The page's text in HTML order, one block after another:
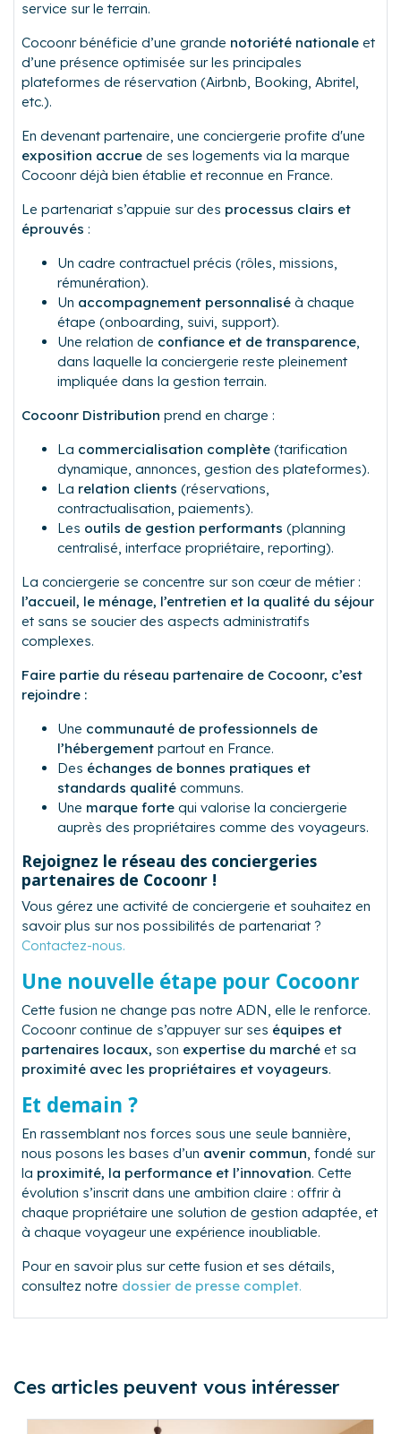
service sur le terrain.
Cocoonr bénéficie d’une grande notoriété nationale et
d’une présence optimisée sur les principales
plateformes de réservation (Airbnb, Booking, Abritel,
etc.).
En devenant partenaire, une conciergerie profite d'une
exposition accrue de ses logements via la marque
Cocoonr déjà bien établie et reconnue en France.
Le partenariat s’appuie sur des processus clairs et
éprouvés :
Un cadre contractuel précis (rôles, missions,
rémunération).
Un accompagnement personnalisé à chaque
étape (onboarding, suivi, support).
Une relation de confiance et de transparence,
dans laquelle la conciergerie reste pleinement
impliquée dans la gestion terrain.
Cocoonr Distribution prend en charge :
La commercialisation complète (tarification
dynamique, annonces, gestion des plateformes).
La relation clients (réservations,
contractualisation, paiements).
Les outils de gestion performants (planning
centralisé, interface propriétaire, reporting).
La conciergerie se concentre sur son cœur de métier :
l’accueil, le ménage, l’entretien et la qualité du séjour
et sans se soucier des aspects administratifs
complexes.
Faire partie du réseau partenaire de Cocoonr, c’est
rejoindre :
Une communauté de professionnels de
l’hébergement partout en France.
Des échanges de bonnes pratiques et
standards qualité communs.
Une marque forte qui valorise la conciergerie
auprès des propriétaires comme des voyageurs.
Rejoignez le réseau des conciergeries
partenaires de Cocoonr !
Vous gérez une activité de conciergerie et souhaitez en
savoir plus sur nos possibilités de partenariat ?
Contactez-nous.
Une nouvelle étape pour Cocoonr
Cette fusion ne change pas notre ADN, elle le renforce.
Cocoonr continue de s’appuyer sur ses équipes et
partenaires locaux, son expertise du marché et sa
proximité avec les propriétaires et voyageurs.
Et demain ?
En rassemblant nos forces sous une seule bannière,
nous posons les bases d’un avenir commun, fondé sur
la proximité, la performance et l’innovation. Cette
évolution s’inscrit dans une ambition claire : offrir à
chaque propriétaire une solution de gestion adaptée, et
à chaque voyageur une expérience inoubliable.
Pour en savoir plus sur cette fusion et ses détails,
consultez notre dossier de presse complet.
Ces articles peuvent vous intéresser